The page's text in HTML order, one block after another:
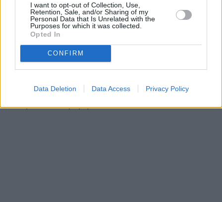
I want to opt-out of Collection, Use,
Retention, Sale, and/or Sharing of my
Personal Data that Is Unrelated with the
Purposes for which it was collected.
Opted In
CONFIRM
Data Deletion Data Access Privacy Policy
Σημειώνεται ότι κατά τις δημοπρασίες δεν
καταβάλλεται προμήθεια.